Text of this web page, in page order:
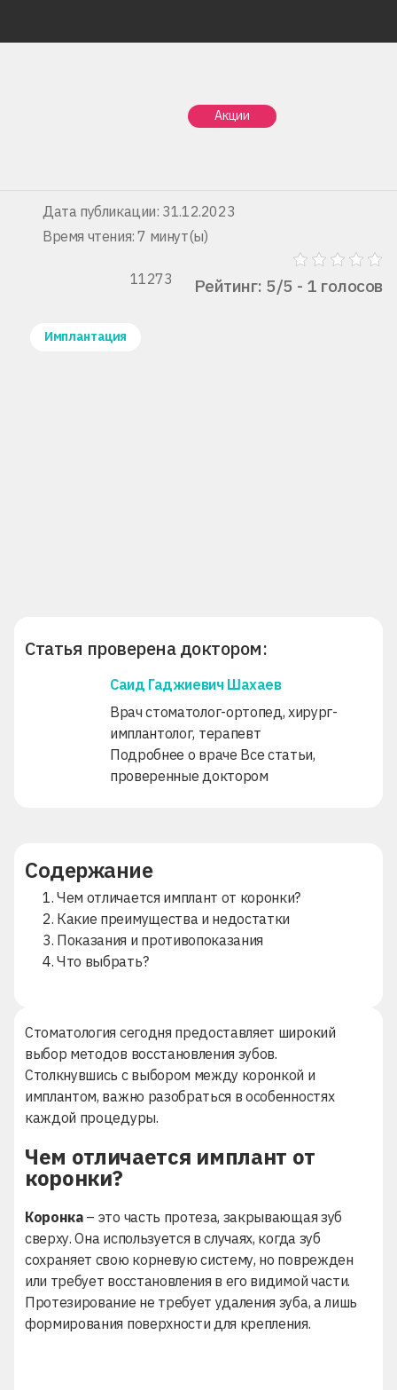
Акции
Коронка или имплант?
Дата публикации: 31.12.2023
Время чтения: 7 минут(ы)
11273 Рейтинг: 5/5 - 1 голосов
Имплантация
Содержание
1. Чем отличается имплант от коронки?
2. Какие преимущества и недостатки
3. Показания и противопоказания
4. Что выбрать?
Стоматология сегодня предоставляет широкий
выбор методов восстановления зубов.
Столкнувшись с выбором между коронкой и
имплантом, важно разобраться в особенностях
каждой процедуры.
Чем отличается имплант от
коронки?
Коронка– это часть протеза, закрывающая зуб
сверху. Она используется в случаях, когда зуб
сохраняет свою корневую систему, но поврежден
или требует восстановления в его видимой части.
Протезирование не требует удаления зуба, а лишь
формирования поверхности для крепления.
Статья проверена доктором:
Саид Гаджиевич Шахаев
Врач стоматолог-ортопед, хирург-
имплантолог, терапевт
Подробнее о враче Все статьи,
проверенные доктором